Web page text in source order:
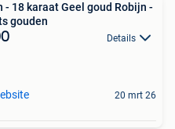
- 18 karaat Geel goud Robijn -
gouden
Details
20 mrt 26